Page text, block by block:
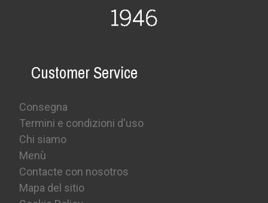
Customer Service
Consegna
Termini e condizioni d'uso
Chi siamo
Menù
Contacte con nosotros
Mapa del sitio